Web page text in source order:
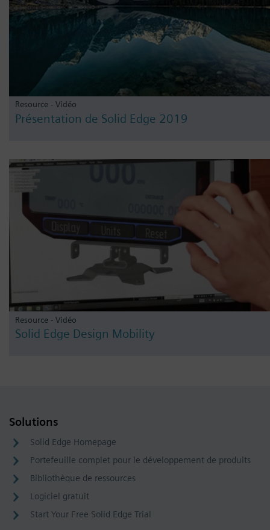
Resource - Vidéo
Présentation de Solid Edge 2019
Resource - Vidéo
Solid Edge Design Mobility
Solutions
Solid Edge Homepage
Portefeuille complet pour le développement de produits
Bibliothèque de ressources
Logiciel gratuit
Start Your Free Solid Edge Trial